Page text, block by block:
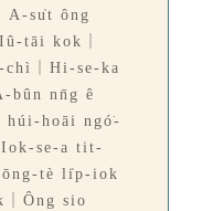
A-su̍t ông
tāi kok｜
｜Hi-se-ka
bûn nn̄g ê
húi-hoāi ngó͘-
se-a tit-
tè li̍p-iok
Ông sio